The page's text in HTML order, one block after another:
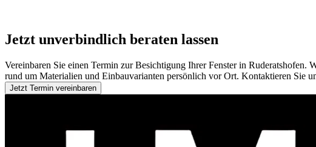
Jetzt unverbindlich beraten lassen
Vereinbaren Sie einen Termin zur Besichtigung Ihrer Fenster in Ruderatshofen.
rund um Materialien und Einbauvarianten persönlich vor Ort. Kontaktieren Sie
Jetzt Termin vereinbaren